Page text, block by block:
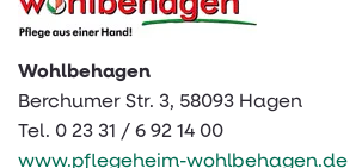
Wohlbehagen
Berchumer Str. 3, 58093 Hagen
Tel. 0 23 31 / 6 92 14 00
www.pflegeheim-wohlbehagen.de
Satzung
Jobs